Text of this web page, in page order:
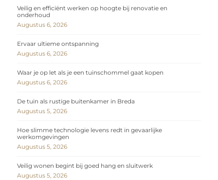
Veilig en efficiënt werken op hoogte bij renovatie en
onderhoud
Augustus 6, 2026
Ervaar ultieme ontspanning
Augustus 6, 2026
Waar je op let als je een tuinschommel gaat kopen
Augustus 6, 2026
De tuin als rustige buitenkamer in Breda
Augustus 5, 2026
Hoe slimme technologie levens redt in gevaarlijke
werkomgevingen
Augustus 5, 2026
Veilig wonen begint bij goed hang en sluitwerk
Augustus 5, 2026